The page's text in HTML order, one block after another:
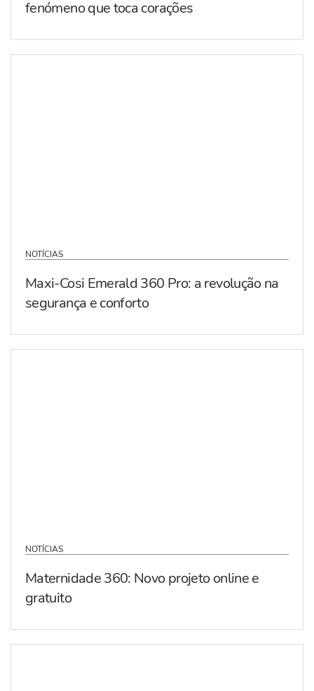
fenómeno que toca corações
NOTÍCIAS
Maxi-Cosi Emerald 360 Pro: a revolução na
segurança e conforto
NOTÍCIAS
Maternidade 360: Novo projeto online e
gratuito